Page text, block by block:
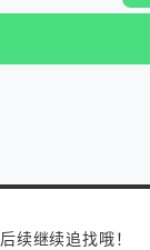
后续继续追找哦！